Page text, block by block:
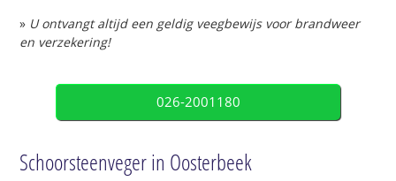
» U ontvangt altijd een geldig veegbewijs voor brandweer
en verzekering!
026-2001180
Schoorsteenveger in Oosterbeek